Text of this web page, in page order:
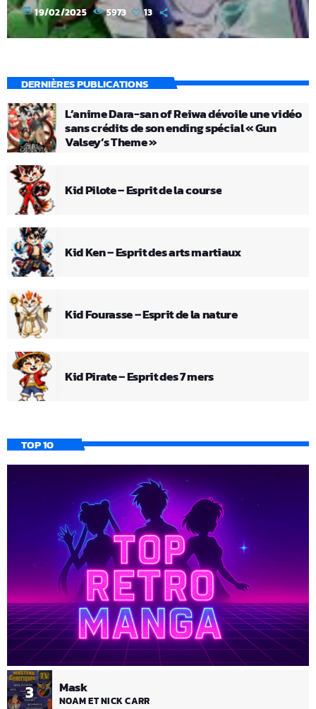
today 19/02/2025 5973 13
DERNIÈRES PUBLICATIONS
L’anime Dara-san of Reiwa dévoile une vidéo
sans crédits de son ending spécial « Gun
Valsey’s Theme »
Kid Pilote – Esprit de la course
Kid Ken – Esprit des arts martiaux
Kid Fourasse – Esprit de la nature
Kid Pirate – Esprit des 7 mers
TOP 10
3 Mask
NOAM ET NICK CARR